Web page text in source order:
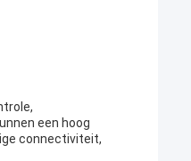
een hoog
connectiviteit,